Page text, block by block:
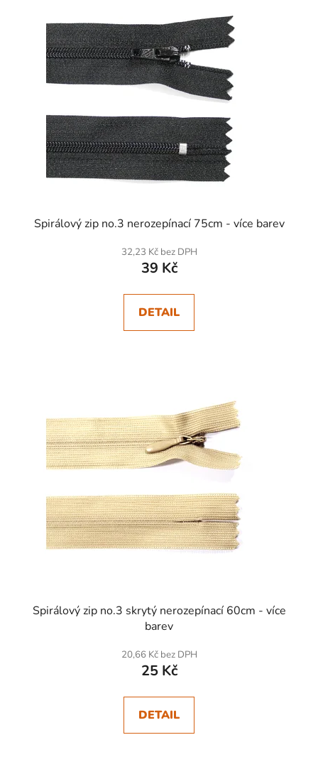
Spirálový zip no.3 nerozepínací 75cm - více barev
32,23 Kč bez DPH
39 Kč
DETAIL
Spirálový zip no.3 skrytý nerozepínací 60cm - více
barev
20,66 Kč bez DPH
25 Kč
DETAIL